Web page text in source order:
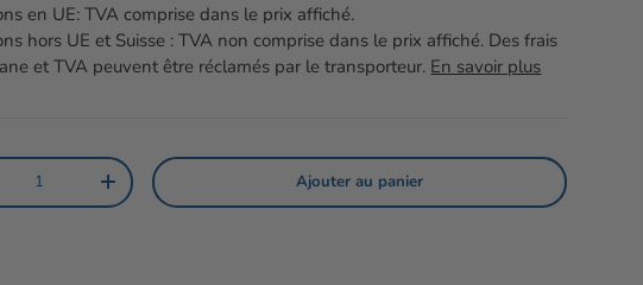
en UE: TVA comprise dans le prix affiché.
hors UE et Suisse : TVA non comprise dans le prix affiché. Des frais
et TVA peuvent être réclamés par le transporteur. En savoir plus
la quantitéAugmenter la quantité Ajouter au panier